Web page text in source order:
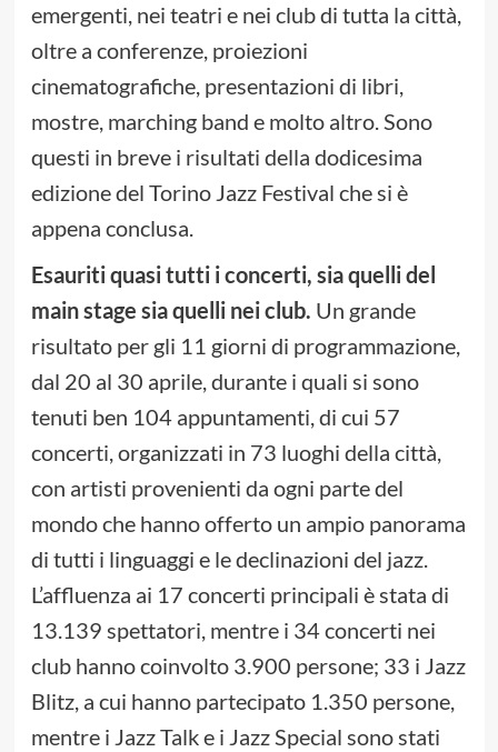
emergenti, nei teatri e nei club di tutta la città,
oltre a conferenze, proiezioni
cinematografiche, presentazioni di libri,
mostre, marching band e molto altro. Sono
questi in breve i risultati della dodicesima
edizione del Torino Jazz Festival che si è
appena conclusa.
Esauriti quasi tutti i concerti, sia quelli del
main stage sia quelli nei club. Un grande
risultato per gli 11 giorni di programmazione,
dal 20 al 30 aprile, durante i quali si sono
tenuti ben 104 appuntamenti, di cui 57
concerti, organizzati in 73 luoghi della città,
con artisti provenienti da ogni parte del
mondo che hanno offerto un ampio panorama
di tutti i linguaggi e le declinazioni del jazz.
L’affluenza ai 17 concerti principali è stata di
13.139 spettatori, mentre i 34 concerti nei
club hanno coinvolto 3.900 persone; 33 i Jazz
Blitz, a cui hanno partecipato 1.350 persone,
mentre i Jazz Talk e i Jazz Special sono stati